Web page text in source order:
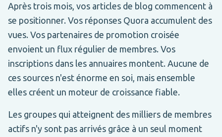
Après trois mois, vos articles de blog commencent à
se positionner. Vos réponses Quora accumulent des
vues. Vos partenaires de promotion croisée
envoient un flux régulier de membres. Vos
inscriptions dans les annuaires montent. Aucune de
ces sources n'est énorme en soi, mais ensemble
elles créent un moteur de croissance fiable.
Les groupes qui atteignent des milliers de membres
actifs n'y sont pas arrivés grâce à un seul moment